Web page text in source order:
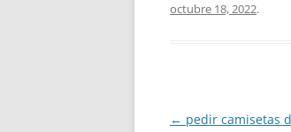
octubre 18, 2022.
Navegación
← pedir camisetas